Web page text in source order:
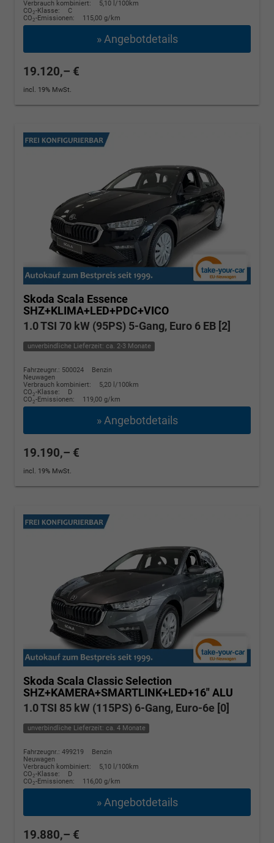
Verbrauch kombiniert:
5,10 l/100km
CO2-Klasse:
C
CO2-Emissionen: 115,00 g/km
» Angebotdetails
19.120,– €
incl. 19% MwSt.
Skoda Scala Essence
SHZ+KLIMA+LED+PDC+VICO
1.0 TSI 70 kW (95PS) 5-Gang, Euro 6 EB [2]
unverbindliche Lieferzeit: ca. 2-3 Monate
Fahrzeugnr.: 500024
Benzin
Neuwagen
Verbrauch kombiniert:
5,20 l/100km
CO2-Klasse:
D
CO2-Emissionen: 119,00 g/km
» Angebotdetails
19.190,– €
incl. 19% MwSt.
Skoda Scala Classic Selection
SHZ+KAMERA+SMARTLINK+LED+16" ALU
1.0 TSI 85 kW (115PS) 6-Gang, Euro-6e [0]
unverbindliche Lieferzeit: ca. 4 Monate
Fahrzeugnr.: 499219
Benzin
Neuwagen
Verbrauch kombiniert:
5,10 l/100km
CO2-Klasse:
D
CO2-Emissionen: 116,00 g/km
» Angebotdetails
19.880,– €